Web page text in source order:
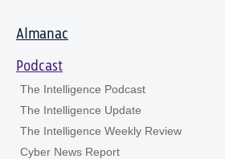
Almanac
Podcast
The Intelligence Podcast
The Intelligence Update
The Intelligence Weekly Review
Cyber News Report